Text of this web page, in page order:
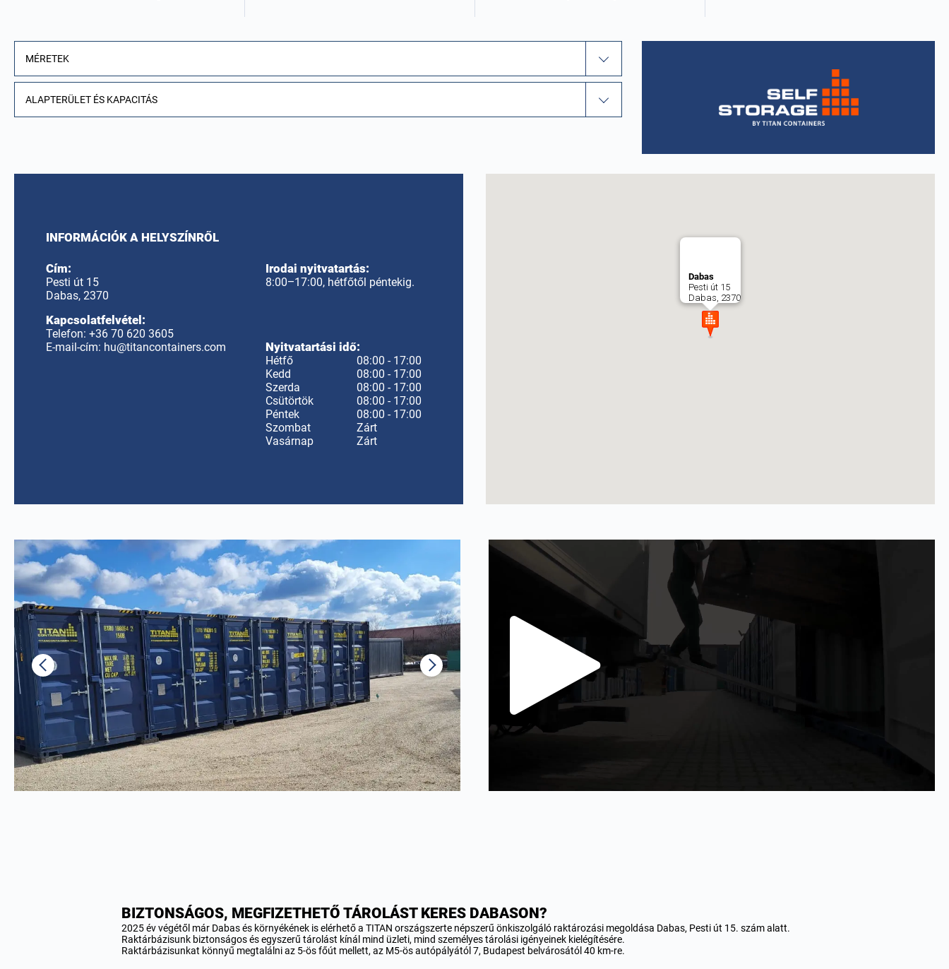
MÉRETEK
ALAPTERÜLET ÉS KAPACITÁS
INFORMÁCIÓK A HELYSZÍNRŐL
Cím:
Pesti út 15
Dabas, 2370
Kapcsolatfelvétel:
Telefon: +36 70 620 3605
E-mail-cím: hu@titancontainers.com
Irodai nyitvatartás:
8:00–17:00, hétfőtől péntekig.
Nyitvatartási idő:
Hétfő
08:00 - 17:00
Kedd
08:00 - 17:00
Szerda
08:00 - 17:00
Csütörtök
08:00 - 17:00
Péntek
08:00 - 17:00
Szombat
Zárt
Vasárnap
Zárt
Dabas
Pesti út 15
Dabas, 2370
BIZTONSÁGOS, MEGFIZETHETŐ TÁROLÁST KERES DABASON?
2025 év végétől már Dabas és környékének is elérhető a TITAN országszerte népszerű önkiszolgáló raktározási megoldása Dabas, Pesti út 15. szám alatt.
Raktárbázisunk biztonságos és egyszerű tárolást kínál mind üzleti, mind személyes tárolási igényeinek kielégítésére.
Raktárbázisunkat könnyű megtalálni az 5-ös főút mellett, az M5-ös autópályától 7, Budapest belvárosától 40 km-re.